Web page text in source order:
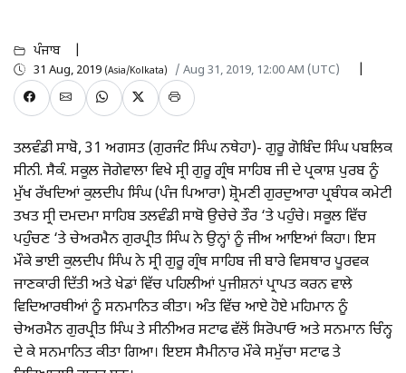
ਪੰਜਾਬ
31 Aug, 2019 (Asia/Kolkata) / Aug 31, 2019, 12:00 AM (UTC)
ਤਲਵੰਡੀ ਸਾਬੋ, 31 ਅਗਸਤ (ਗੁਰਜੰਟ ਸਿੰਘ ਨਥੇਹਾ)- ਗੁਰੂ ਗੋਬਿੰਦ ਸਿੰਘ ਪਬਲਿਕ
ਸੀਨੀ. ਸੈਕੰ. ਸਕੂਲ ਜੋਗੇਵਾਲਾ ਵਿਖੇ ਸ੍ਰੀ ਗੁਰੂ ਗ੍ਰੰਥ ਸਾਹਿਬ ਜੀ ਦੇ ਪ੍ਰਕਾਸ਼ ਪੁਰਬ ਨੂੰ
ਮੁੱਖ ਰੱਖਦਿਆਂ ਕੁਲਦੀਪ ਸਿੰਘ (ਪੰਜ ਪਿਆਰਾ) ਸ਼੍ਰੋਮਣੀ ਗੁਰਦੁਆਰਾ ਪ੍ਰਬੰਧਕ ਕਮੇਟੀ
ਤਖਤ ਸ੍ਰੀ ਦਮਦਮਾ ਸਾਹਿਬ ਤਲਵੰਡੀ ਸਾਬੋ ਉਚੇਚੇ ਤੌਰ ‘ਤੇ ਪਹੁੰਚੇ। ਸਕੂਲ ਵਿੱਚ
ਪਹੁੰਚਣ ‘ਤੇ ਚੇਅਰਮੈਨ ਗੁਰਪ੍ਰੀਤ ਸਿੰਘ ਨੇ ਉਨ੍ਹਾਂ ਨੂੰ ਜੀਅ ਆਇਆਂ ਕਿਹਾ। ਇਸ
ਮੌਕੇ ਭਾਈ ਕੁਲਦੀਪ ਸਿੰਘ ਨੇ ਸ੍ਰੀ ਗੁਰੂ ਗ੍ਰੰਥ ਸਾਹਿਬ ਜੀ ਬਾਰੇ ਵਿਸਥਾਰ ਪੂਰਵਕ
ਜਾਣਕਾਰੀ ਦਿੱਤੀ ਅਤੇ ਖੇਡਾਂ ਵਿੱਚ ਪਹਿਲੀਆਂ ਪੁਜੀਸ਼ਨਾਂ ਪ੍ਰਾਪਤ ਕਰਨ ਵਾਲੇ
ਵਿਦਿਆਰਥੀਆਂ ਨੂੰ ਸਨਮਾਨਿਤ ਕੀਤਾ। ਅੰਤ ਵਿੱਚ ਆਏ ਹੋਏ ਮਹਿਮਾਨ ਨੂੰ
ਚੇਅਰਮੈਨ ਗੁਰਪ੍ਰੀਤ ਸਿੰਘ ਤੇ ਸੀਨੀਅਰ ਸਟਾਫ ਵੱਲੋਂ ਸਿਰੋਪਾਓ ਅਤੇ ਸਨਮਾਨ ਚਿੰਨ੍ਹ
ਦੇ ਕੇ ਸਨਮਾਨਿਤ ਕੀਤਾ ਗਿਆ। ਇੲਸ ਸੈਮੀਨਾਰ ਮੌਕੇ ਸਮੁੱਚਾ ਸਟਾਫ ਤੇ